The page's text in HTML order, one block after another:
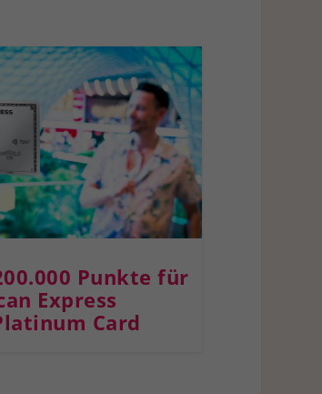
Punkte für
Express
Card